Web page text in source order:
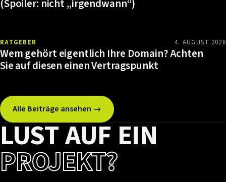
(Spoiler: nicht „irgendwann“)
RATGEBER 4. AUGUST 2026
Wem gehört eigentlich Ihre Domain? Achten
Sie auf diesen einen Vertragspunkt
Alle Beiträge ansehen →
LUST AUF EIN
PROJEKT?